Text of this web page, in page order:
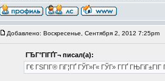
Добавлено: Воскресенье, Сентября 2, 2012 7:25pm
ГЂГ°ГІГҐГ¬ писал(а):
Г€ ГЅГІГ® ГіГ¦ГҐ ГЎГ»Г« ГЎГ» Г­ГҐ ГЊГіГ±ГІГ